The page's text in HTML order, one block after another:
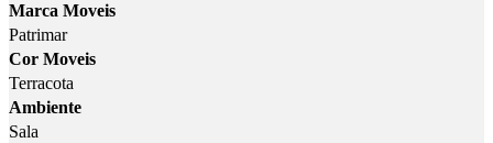
Marca Moveis
Patrimar
Cor Moveis
Terracota
Ambiente
Sala